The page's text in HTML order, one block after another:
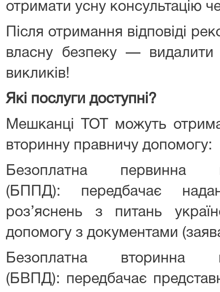
отримати усну консультацію
Після отримання відповіді
власну безпеку — видалити
викликів!
Які послуги доступні?
Мешканці ТОТ можуть
вторинну правничу допомогу:
Безоплатна первинна
(БППД): передбачає
роз’яснень з питань
допомогу з документами
Безоплатна вторинна
(БВПД): передбачає